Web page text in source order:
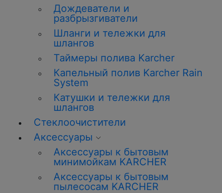
Дождеватели и
разбрызгиватели
Шланги и тележки для
шлангов
Таймеры полива Karcher
Капельный полив Karcher Rain
System
Катушки и тележки для
шлангов
Стеклоочистители
Аксессуары
Аксессуары к бытовым
минимойкам KARCHER
Аксессуары к бытовым
пылесосам KARCHER